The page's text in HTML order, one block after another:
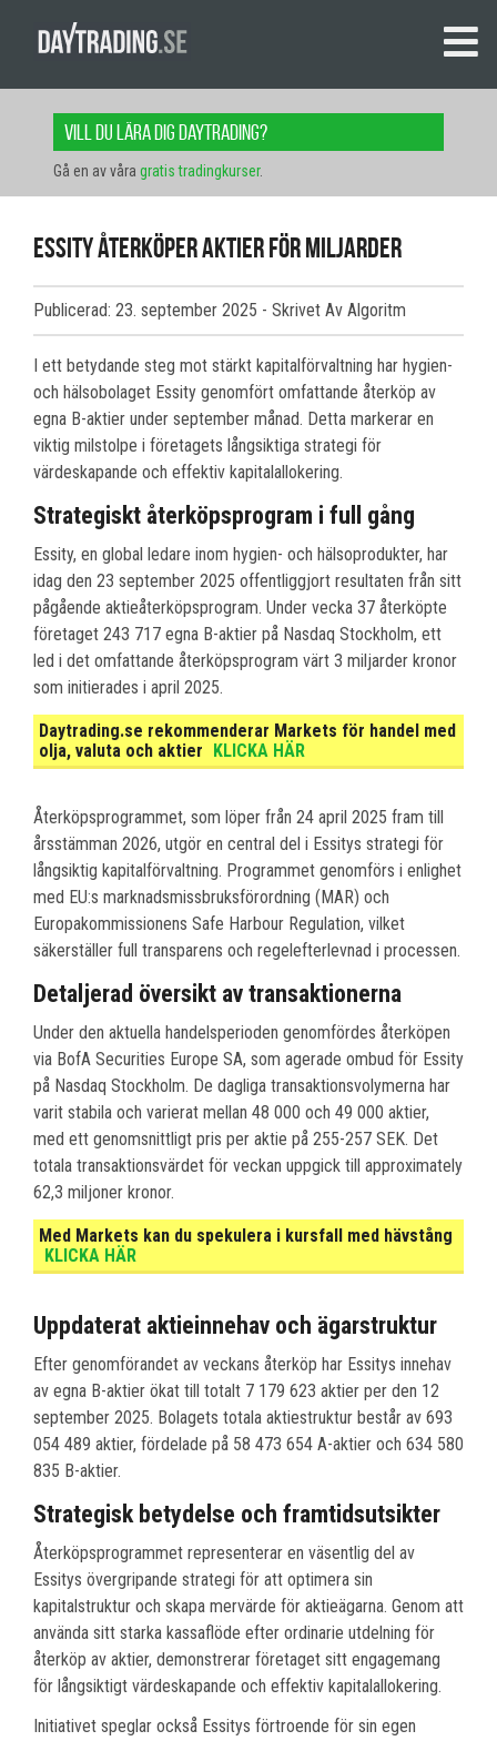
Vill du lära dig daytrading?
Gå en av våra gratis tradingkurser.
Essity återköper aktier för miljarder
Publicerad: 23. september 2025 - Skrivet Av Algoritm
I ett betydande steg mot stärkt kapitalförvaltning har hygien-
och hälsobolaget Essity genomfört omfattande återköp av
egna B-aktier under september månad. Detta markerar en
viktig milstolpe i företagets långsiktiga strategi för
värdeskapande och effektiv kapitalallokering.
Strategiskt återköpsprogram i full gång
Essity, en global ledare inom hygien- och hälsoprodukter, har
idag den 23 september 2025 offentliggjort resultaten från sitt
pågående aktieåterköpsprogram. Under vecka 37 återköpte
företaget 243 717 egna B-aktier på Nasdaq Stockholm, ett
led i det omfattande återköpsprogram värt 3 miljarder kronor
som initierades i april 2025.
Daytrading.se rekommenderar Markets för handel med
olja, valuta och aktier
KLICKA HÄR
Återköpsprogrammet, som löper från 24 april 2025 fram till
årsstämman 2026, utgör en central del i Essitys strategi för
långsiktig kapitalförvaltning. Programmet genomförs i enlighet
med EU:s marknadsmissbruksförordning (MAR) och
Europakommissionens Safe Harbour Regulation, vilket
säkerställer full transparens och regelefterlevnad i processen.
Detaljerad översikt av transaktionerna
Under den aktuella handelsperioden genomfördes återköpen
via BofA Securities Europe SA, som agerade ombud för Essity
på Nasdaq Stockholm. De dagliga transaktionsvolymerna har
varit stabila och varierat mellan 48 000 och 49 000 aktier,
med ett genomsnittligt pris per aktie på 255-257 SEK. Det
totala transaktionsvärdet för veckan uppgick till approximately
62,3 miljoner kronor.
Med Markets kan du spekulera i kursfall med hävstång
KLICKA HÄR
Uppdaterat aktieinnehav och ägarstruktur
Efter genomförandet av veckans återköp har Essitys innehav
av egna B-aktier ökat till totalt 7 179 623 aktier per den 12
september 2025. Bolagets totala aktiestruktur består av 693
054 489 aktier, fördelade på 58 473 654 A-aktier och 634 580
835 B-aktier.
Strategisk betydelse och framtidsutsikter
Återköpsprogrammet representerar en väsentlig del av
Essitys övergripande strategi för att optimera sin
kapitalstruktur och skapa mervärde för aktieägarna. Genom att
använda sitt starka kassaflöde efter ordinarie utdelning för
återköp av aktier, demonstrerar företaget sitt engagemang
för långsiktigt värdeskapande och effektiv kapitalallokering.
Initiativet speglar också Essitys förtroende för sin egen